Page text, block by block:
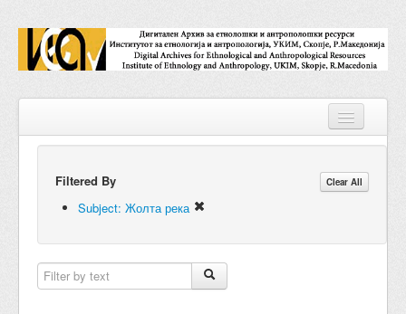
Repositories
Collections
Accessions
Filtered By Clear All
Subject: Жолта река